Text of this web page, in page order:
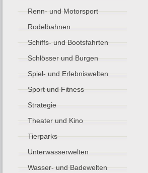
Renn- und Motorsport
Rodelbahnen
Schiffs- und Bootsfahrten
Schlösser und Burgen
Spiel- und Erlebniswelten
Sport und Fitness
Strategie
Theater und Kino
Tierparks
Unterwasserwelten
Wasser- und Badewelten